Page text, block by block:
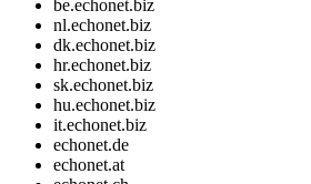
be.echonet.biz
nl.echonet.biz
dk.echonet.biz
hr.echonet.biz
sk.echonet.biz
hu.echonet.biz
it.echonet.biz
echonet.de
echonet.at